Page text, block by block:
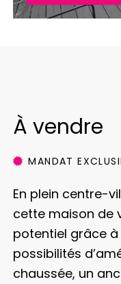
À vendre
MANDAT
En plein centre-
cette maison de
potentiel grâce
possibilités
chaussée, un